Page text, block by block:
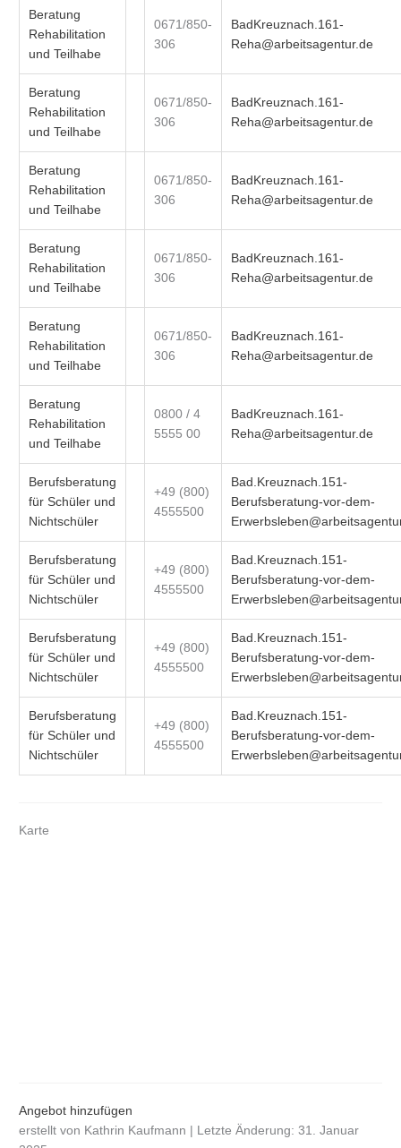
Beratung
Rehabilitation
und Teilhabe
0671/850-
306
BadKreuznach.161-
Reha@arbeitsagentur.de
Beratung
Rehabilitation
und Teilhabe
0671/850-
306
BadKreuznach.161-
Reha@arbeitsagentur.de
Beratung
Rehabilitation
und Teilhabe
0671/850-
306
BadKreuznach.161-
Reha@arbeitsagentur.de
Beratung
Rehabilitation
und Teilhabe
0671/850-
306
BadKreuznach.161-
Reha@arbeitsagentur.de
Beratung
Rehabilitation
und Teilhabe
0671/850-
306
BadKreuznach.161-
Reha@arbeitsagentur.de
Beratung
Rehabilitation
und Teilhabe
0800 / 4
5555 00
BadKreuznach.161-
Reha@arbeitsagentur.de
Berufsberatung
für Schüler und
Nichtschüler
+49 (800)
4555500
Bad.Kreuznach.151-
Berufsberatung-vor-dem-
Berufsberatung
für Schüler und
Nichtschüler
+49 (800)
4555500
Bad.Kreuznach.151-
Berufsberatung-vor-dem-
Berufsberatung
für Schüler und
Nichtschüler
+49 (800)
4555500
Bad.Kreuznach.151-
Berufsberatung-vor-dem-
Berufsberatung
für Schüler und
Nichtschüler
+49 (800)
4555500
Bad.Kreuznach.151-
Berufsberatung-vor-dem-
Karte
Angebot hinzufügen
erstellt von Kathrin Kaufmann | Letzte Änderung: 31. Januar